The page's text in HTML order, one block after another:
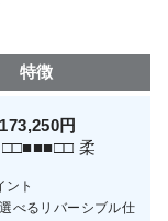
特徴
173,250円
柔
ント
べるリバーシブル仕